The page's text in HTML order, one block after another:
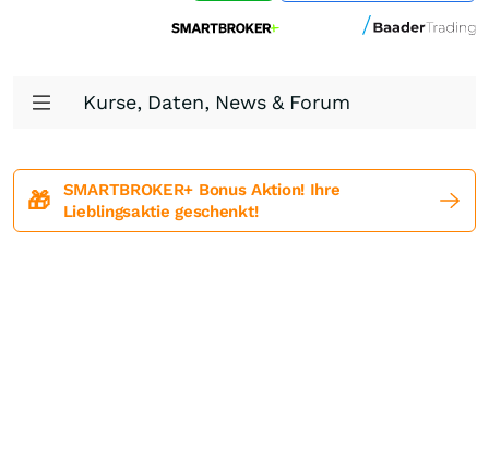
Kurse, Daten, News & Forum
🎁
SMARTBROKER+ Bonus Aktion! Ihre
Lieblingsaktie geschenkt!